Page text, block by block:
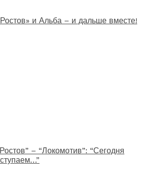
и Альба – и дальше вместе!
– “Локомотив”: “Сегодня